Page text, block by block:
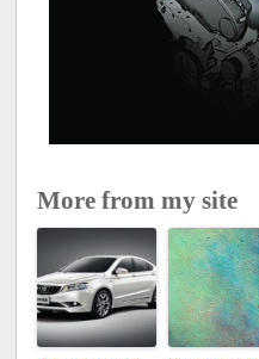
More from my site